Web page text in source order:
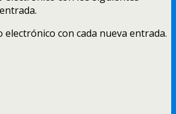
electrónico con cada nueva entrada.